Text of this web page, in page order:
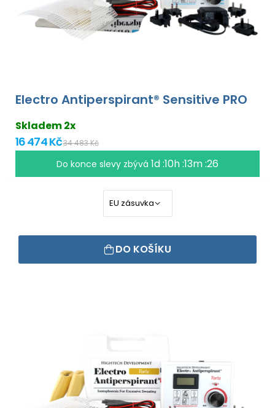
Electro Antiperspirant® Sensitive PRO
Skladem 2x
16 474 Kč34 483 Kč
Do konce slevy zbývá 1d :10h :13m :25
DO KOŠÍKU